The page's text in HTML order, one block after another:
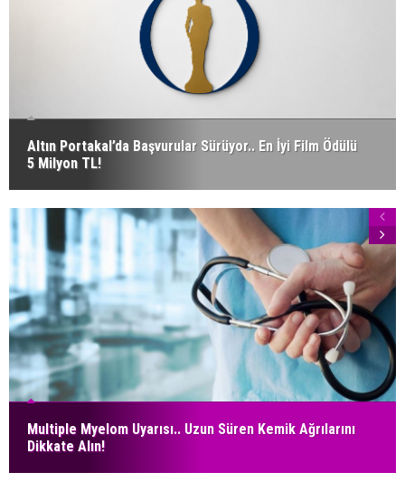
Altın Portakal’da Başvurular Sürüyor.. En İyi Film Ödülü
5 Milyon TL!
Multiple Myelom Uyarısı.. Uzun Süren Kemik Ağrılarını
Dikkate Alın!